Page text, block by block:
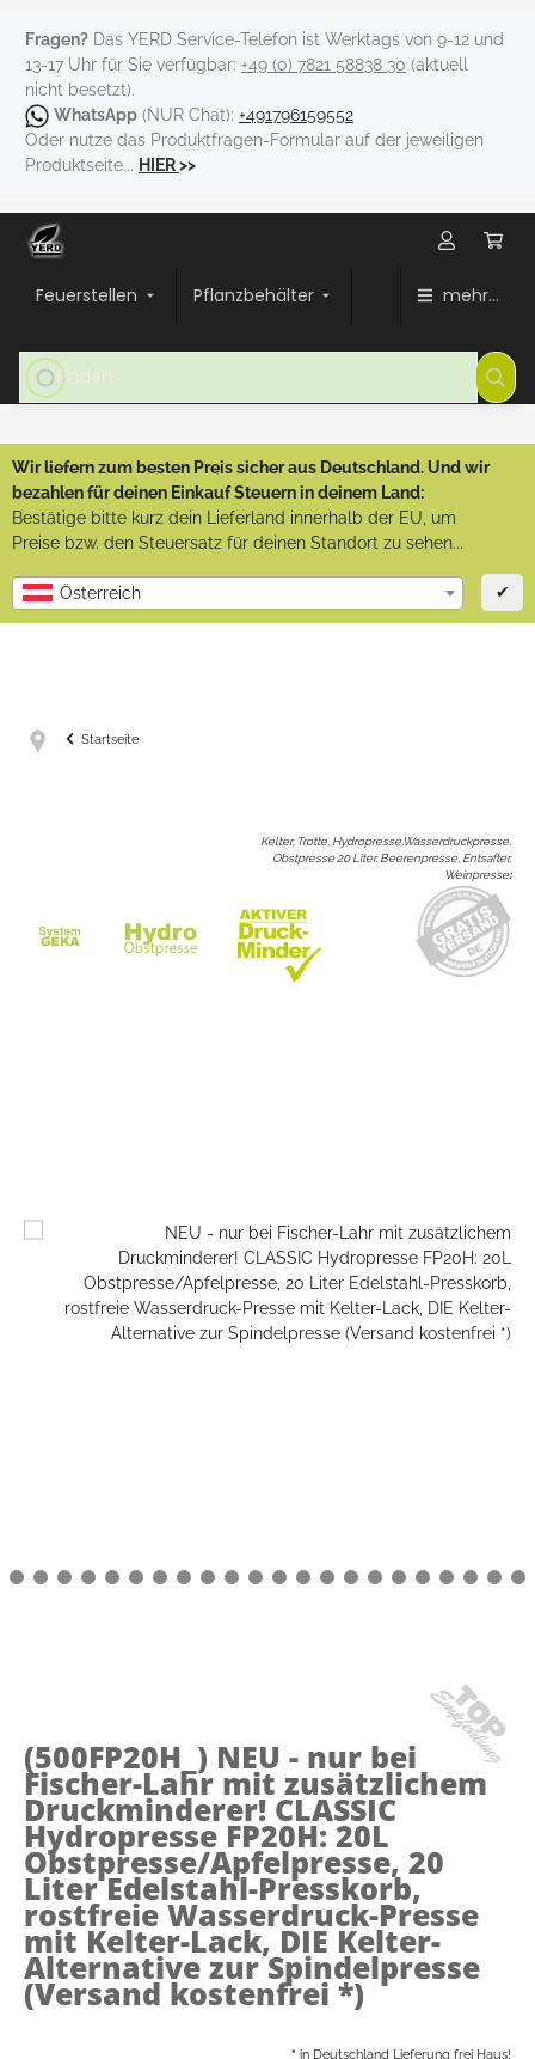
Fragen? Das YERD Service-Telefon ist Werktags von 9-12 und
13-17 Uhr für Sie verfügbar: +49 (0) 7821 58838 30 (aktuell
nicht besetzt).
WhatsApp (NUR Chat): +491796159552
Oder nutze das Produktfragen-Formular auf der jeweiligen
Produktseite... HIER>>
Feuerstellen Pflanzbehälter mehr...
Wir liefern zum besten Preis sicher aus Deutschland. Und wir
bezahlen für deinen Einkauf Steuern in deinem Land:
Bestätige bitte kurz dein Lieferland innerhalb der EU, um
Preise bzw. den Steuersatz für deinen Standort zu sehen...
Österreich ✔
Startseite
Kelter, Trotte, Hydropresse,Wasserdruckpresse,
Obstpresse 20 Liter, Beerenpresse, Entsafter,
Weinpresse:
(500FP20H_) NEU - nur bei
Fischer-Lahr mit zusätzlichem
Druckminderer! CLASSIC
Hydropresse FP20H: 20L
Obstpresse/Apfelpresse, 20
Liter Edelstahl-Presskorb,
rostfreie Wasserdruck-Presse
mit Kelter-Lack, DIE Kelter-
Alternative zur Spindelpresse
(Versand kostenfrei *)
* in Deutschland Lieferung frei Haus!